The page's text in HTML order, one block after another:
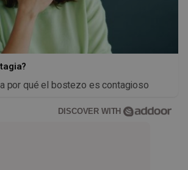
por qué el bostezo es contagioso
DISCOVER WITH